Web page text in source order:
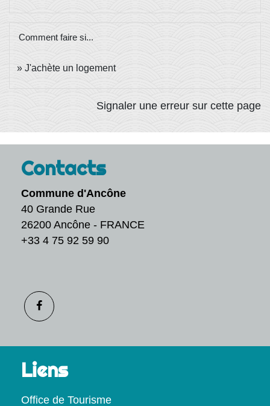
Comment faire si...
J'achète un logement
Signaler une erreur sur cette page
Contacts
Commune d'Ancône
40 Grande Rue
26200 Ancône - FRANCE
+33 4 75 92 59 90
Liens
Office de Tourisme